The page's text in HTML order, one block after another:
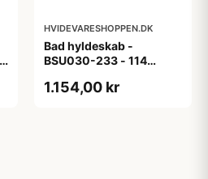
HVIDEVARESHOPPEN.DK
Bad hyldeskab -
BSU030-233 - 114
m/eg ABS-kant
1.154,00 kr